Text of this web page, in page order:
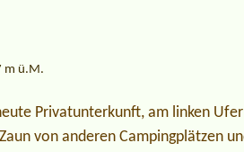
m ü.M.
Privatunterkunft, am linken Ufer
von anderen Campingplätzen